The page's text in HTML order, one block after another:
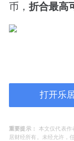
币， 折合最高
二
楼市方面，
㎡；二手成交
打开乐
重要提示：
本文仅代表作
居财经所有。未经允许，